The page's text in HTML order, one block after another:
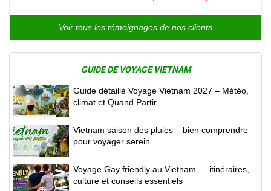
Voir tous les témoignages de nos clients
GUIDE DE VOYAGE VIETNAM
Guide détaillé Voyage Vietnam 2027 – Météo,
climat et Quand Partir
Vietnam saison des pluies – bien comprendre
pour voyager serein
Voyage Gay friendly au Vietnam — itinéraires,
culture et conseils essentiels